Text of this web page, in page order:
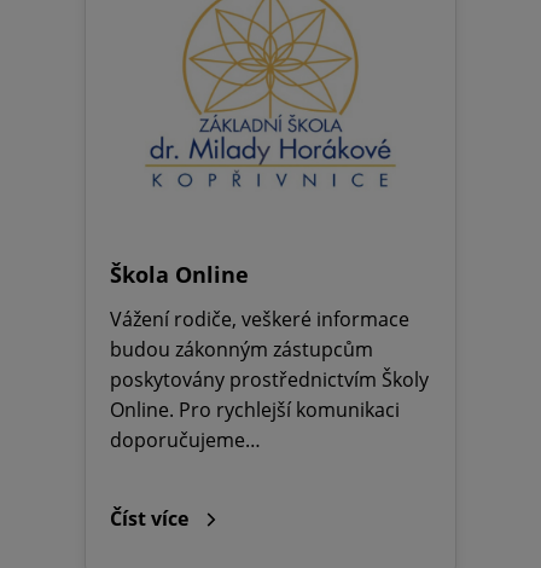
Škola Online
Vážení rodiče, veškeré informace
budou zákonným zástupcům
poskytovány prostřednictvím Školy
Online. Pro rychlejší komunikaci
doporučujeme…
Číst více